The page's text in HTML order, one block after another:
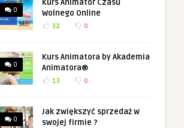
0
Kurs Animator Czasu
Wolnego Online
32 0
0
Kurs Animatora by Akademia
Animatora®
13 0
0
Jak zwiększyć sprzedaż w
swojej firmie ?